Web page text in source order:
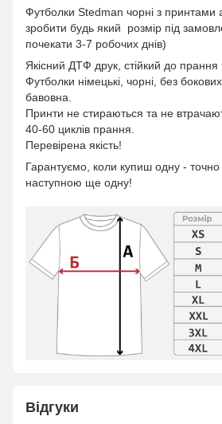
Футболки Stedman чорні з принтами
зробити будь який розмір під
почекати 3-7 робочих днів)
Якісний ДТФ друк, стійкий до прання
Футболки німецькі, чорні, без
бавовна.
Принти не стираються та не
40-60 циклів прання.
Перевірена якість!
Гарантуємо, коли купиш одну -
наступною ще одну!
Відгуки